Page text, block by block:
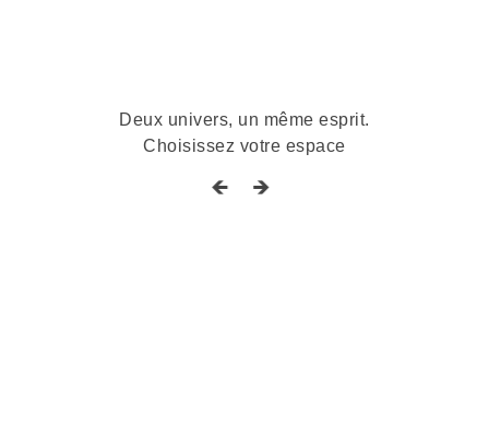
Deux univers, un même esprit.
Choisissez votre espace
🡸 🡺